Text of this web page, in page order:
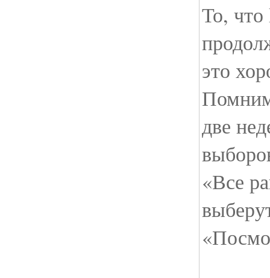
То,
это
две
«Все